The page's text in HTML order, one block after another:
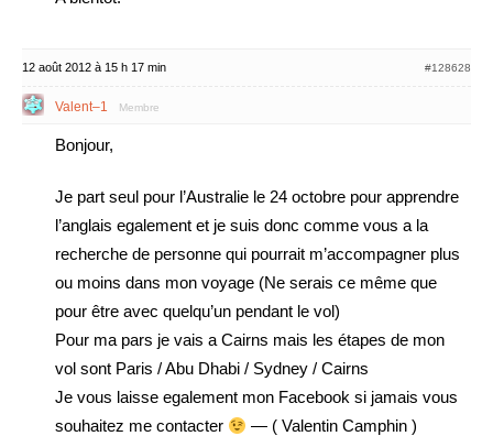
12 août 2012 à 15 h 17 min #128628
Valent–1 Membre
Bonjour,
Je part seul pour l’Australie le 24 octobre pour apprendre
l’anglais egalement et je suis donc comme vous a la
recherche de personne qui pourrait m’accompagner plus
ou moins dans mon voyage (Ne serais ce même que
pour être avec quelqu’un pendant le vol)
Pour ma pars je vais a Cairns mais les étapes de mon
vol sont Paris / Abu Dhabi / Sydney / Cairns
Je vous laisse egalement mon Facebook si jamais vous
souhaitez me contacter
— ( Valentin Camphin )